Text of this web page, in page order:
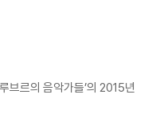
브르의 음악가들’의 2015년